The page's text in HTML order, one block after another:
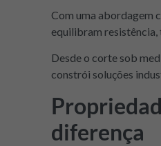
Com uma abordagem
equilibram resistência,
Desde o corte sob
constrói soluções
diferença